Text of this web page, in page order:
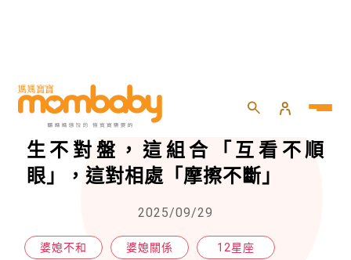
HOME momself
一見面就吵！？6星座婆媳組合天
生不對盤，這組合「互看不順
眼」，這對相處「摩擦不斷」
2025/09/29
婆媳不和 婆媳關係 12星座